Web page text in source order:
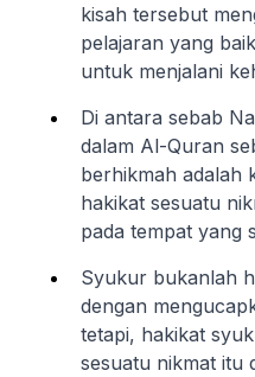
kisah tersebut
pelajaran yang
untuk menjalani
Di antara sebab
dalam Al-Quran
berhikmah adalah
hakikat sesuatu
pada tempat yang
Syukur bukanlah
dengan
tetapi, hakikat
sesuatu nikmat itu